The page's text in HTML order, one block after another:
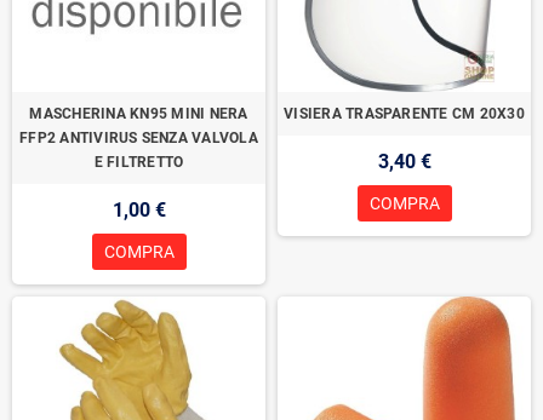
MASCHERINA KN95 MINI NERA
FFP2 ANTIVIRUS SENZA VALVOLA
E FILTRETTO
1,00 €
COMPRA
VISIERA TRASPARENTE CM 20X30
3,40 €
COMPRA